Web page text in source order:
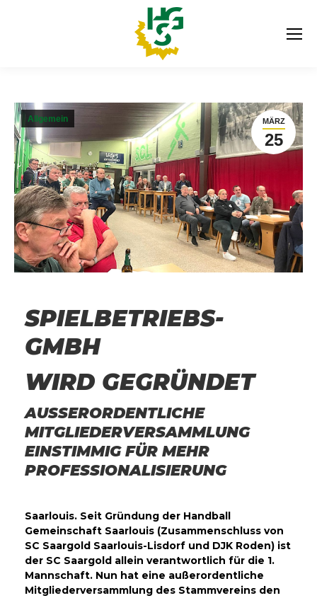
MÄRZ
25
Allgemein
SPIELBETRIEBS-
GMBH
WIRD GEGRÜNDET
AUSSERORDENTLICHE M
ITGLIEDERVERSAMMLUNG E
INSTIMMIG FÜR MEHR P
ROFESSIONALISIERUNG
Saarlouis. Seit Gründung der Handball
Gemeinschaft Saarlouis (Zusammenschluss von
SC Saargold Saarlouis-Lisdorf und DJK Roden) ist
der SC Saargold allein verantwortlich für die 1.
Mannschaft. Nun hat eine außerordentliche
Mitgliederversammlung des Stammvereins den